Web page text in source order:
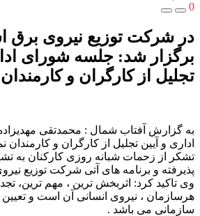
0
در شرکت توزیع نیروی برق
برگزار شد: جلسه شورای
تجلیل از كارگران و
به گزارش آفتاب شمال : محمدتقی
اداری و آیین تجلیل از کارگران و
تشکر از زحمات شبانه روزی کارکنان به
پذیرفته و برنامه های آتی شرکت توزیع
وی تاکید کرد: اثربخش ترین ، مهم ترین،
هرسازمان ، نیروی انسانی آن است و
سازمانی می باشد .